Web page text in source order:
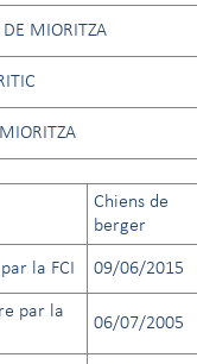
MIORITZA
Chiens de
berger
la FCI 09/06/2015
par la
06/07/2005